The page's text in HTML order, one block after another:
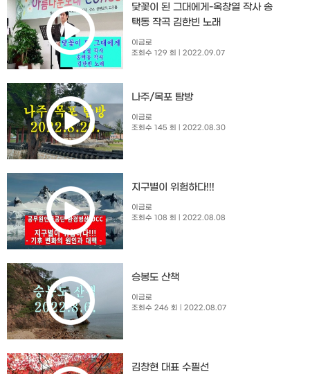
닻꽃이 된 그대에게-옥창열 작사 송
택동 작곡 김한빈 노래
이금로
조회수 129 회
| 2022.09.07
나주/목포 탐방
이금로
조회수 145 회
| 2022.08.30
지구별이 위험하다!!!
이금로
조회수 108 회
| 2022.08.08
승봉도 산책
이금로
조회수 246 회
| 2022.08.07
김창현 대표 수필선